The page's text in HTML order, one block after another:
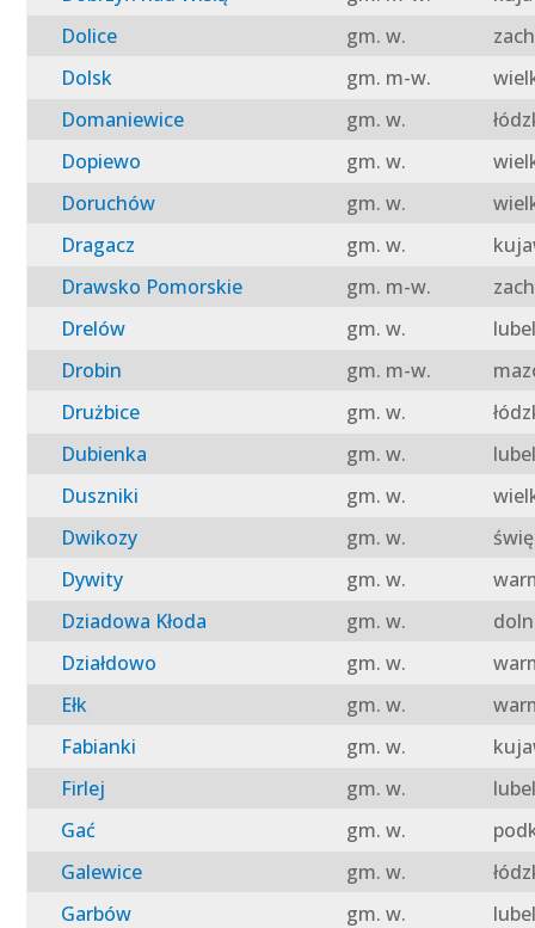
Dolice
gm. w.
Dolsk
gm. m-w.
Domaniewice
gm. w.
Dopiewo
gm. w.
Doruchów
gm. w.
Dragacz
gm. w.
Drawsko Pomorskie
gm. m-w.
Drelów
gm. w.
Drobin
gm. m-w.
Drużbice
gm. w.
Dubienka
gm. w.
Duszniki
gm. w.
Dwikozy
gm. w.
Dywity
gm. w.
Dziadowa Kłoda
gm. w.
Działdowo
gm. w.
Ełk
gm. w.
Fabianki
gm. w.
Firlej
gm. w.
Gać
gm. w.
Galewice
gm. w.
Garbów
gm. w.